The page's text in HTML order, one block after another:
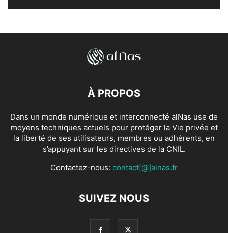
À PROPOS
Dans un monde numérique et interconnecté alNas use de
moyens techniques actuels pour protéger la Vie privée et
la liberté de ses utilisateurs, membres ou adhérents, en
s’appuyant sur les directives de la CNIL.
Contactez-nous: contact[@]alnas.fr
SUIVEZ NOUS